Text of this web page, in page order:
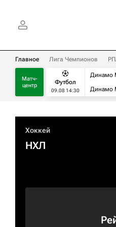
Главное Лига Чемпионов
Матч-
центр
Футбол
09.08 14:30
Динамо
Динамо
Хоккей
НХЛ